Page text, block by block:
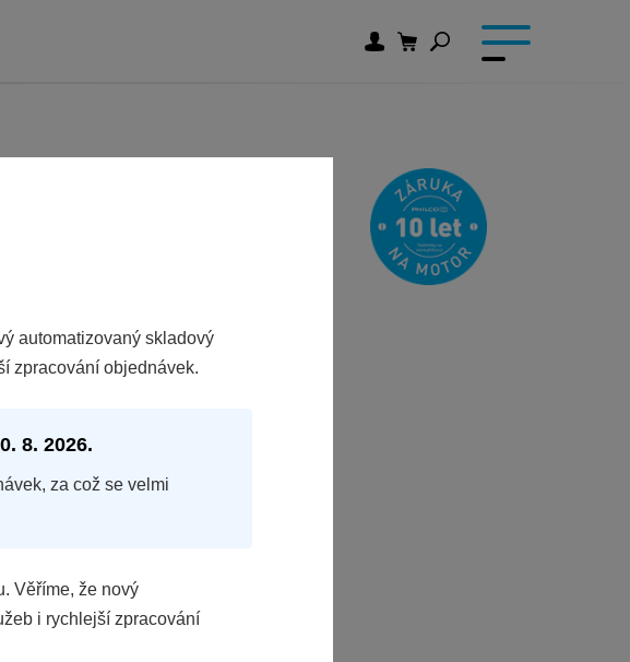
automatizovaný skladový
zpracování objednávek.
8. 2026.
za což se velmi
Věříme, že nový
i rychlejší zpracování